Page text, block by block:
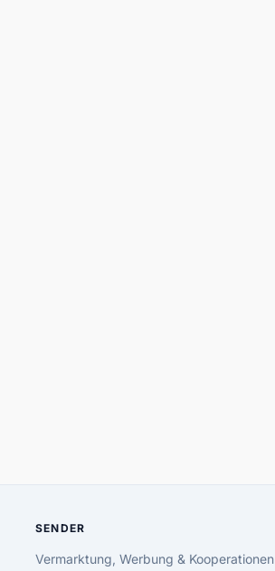
SENDER
Vermarktung, Werbung & Kooperationen